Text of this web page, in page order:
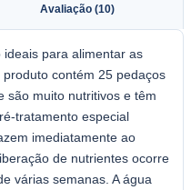
Avaliação (10)
ideais para alimentar as
contém 25 pedaços
são muito nutritivos e têm
tratamento especial
imediatamente ao
de nutrientes ocorre
várias semanas. A água